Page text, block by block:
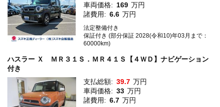
車両価格: 169 万円
諸費用: 6.6 万円
法定整備付き
保証付き (部分保証 2028(令和10)年03月まで：
60000km)
ハスラー Ｘ ＭＲ３１Ｓ．ＭＲ４１Ｓ【４ＷＤ】ナビゲーション
付き
支払総額: 39.7 万円
車両価格: 33 万円
諸費用: 6.7 万円